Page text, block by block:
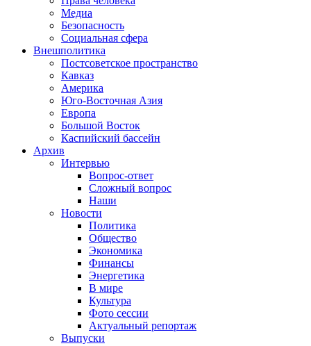
Медиа
Безопасность
Социальная сфера
Внешполитика
Постсоветское пространство
Кавказ
Америка
Юго-Восточная Азия
Европа
Большой Восток
Каспийский бассейн
Архив
Интервью
Вопрос-ответ
Сложный вопрос
Наши
Новости
Политика
Общество
Экономика
Финансы
Энергетика
В мире
Культура
Фото сессии
Актуальный репортаж
Выпуски